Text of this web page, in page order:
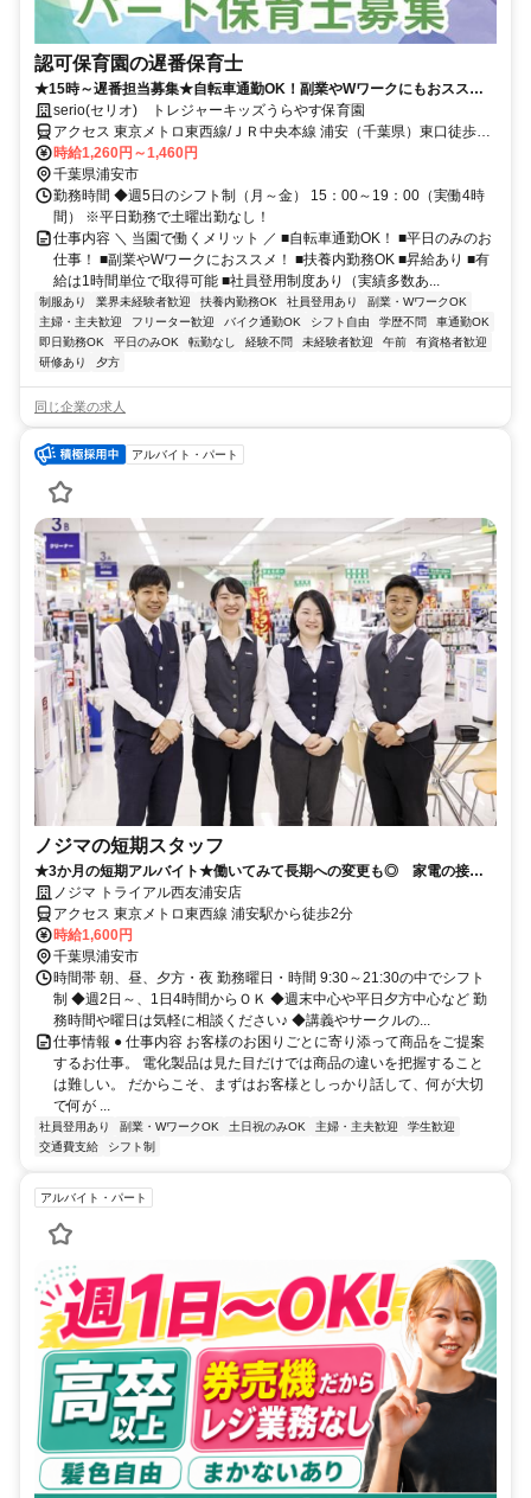
認可保育園の遅番保育士
★15時～遅番担当募集★自転車通勤OK！副業やWワークにもおススメ♪
扶養内勤務OK！園見学実施中♪
serio(セリオ) トレジャーキッズうらやす保育園
アクセス 東京メトロ東西線/ＪＲ中央本線 浦安（千葉県）東口徒歩約
10分、都営新宿線 一之江A3b口徒歩約30分 車通勤可（駐車場代自己
負担）※規定あり 自転車通勤OK（駐輪場あり）
時給1,260円～1,460円
千葉県浦安市
勤務時間 ◆週5日のシフト制（月～金） 15：00～19：00（実働4時
間） ※平日勤務で土曜出勤なし！
仕事内容 ＼ 当園で働くメリット ／ ■自転車通勤OK！ ■平日のみのお
仕事！ ■副業やWワークにおススメ！ ■扶養内勤務OK ■昇給あり ■有
給は1時間単位で取得可能 ■社員登用制度あり（実績多数あ...
制服あり 業界未経験者歓迎 扶養内勤務OK 社員登用あり
副業・WワークOK
主婦・主夫歓迎
フリーター歓迎 バイク通勤OK シフト自由 学歴不問
車通勤OK
即日勤務OK
平日のみOK 転勤なし 経験不問 未経験者歓迎 午前
有資格者歓迎
研修あり
夕方
同じ企業の求人
アルバイト・パート
ノジマの短期スタッフ
★3か月の短期アルバイト★働いてみて長期への変更も◎ 家電の接客
のお仕事です！
ノジマ トライアル西友浦安店
アクセス 東京メトロ東西線 浦安駅から徒歩2分
時給1,600円
千葉県浦安市
時間帯 朝、昼、夕方・夜 勤務曜日・時間 9:30～21:30の中でシフト
制 ◆週2日～、1日4時間からＯＫ ◆週末中心や平日夕方中心など 勤
務時間や曜日は気軽に相談ください♪ ◆講義やサークルの...
仕事情報 ● 仕事内容 お客様のお困りごとに寄り添って商品をご提案
するお仕事。 電化製品は見た目だけでは商品の違いを把握すること
は難しい。 だからこそ、まずはお客様としっかり話して、何が大切
で何が ...
社員登用あり 副業・WワークOK 土日祝のみOK 主婦・主夫歓迎
学生歓迎
交通費支給
シフト制
アルバイト・パート